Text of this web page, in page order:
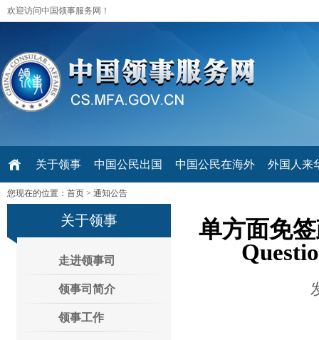
欢迎访问中国领事服务网！
关于领事 中国公民出国 中国公民在海外 外国人来
您现在的位置： 首页 > 通知公告
关于领事
走进领事司
领事司简介
领事工作
单方面免